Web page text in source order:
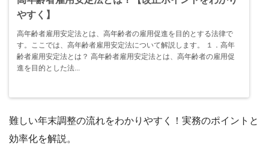
やすく】
高年齢者雇用安定法とは、高年齢者の雇用促進を目的とする法律で
す。ここでは、高年齢者雇用安定法について解説します。 １．高年
齢者雇用安定法とは？ 高年齢者雇用安定法とは、高年齢者の雇用促
進を目的とした法...
難しい年末調整の流れをわかりやすく！実務のポイントと
効率化を解説。